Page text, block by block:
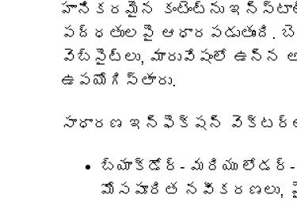
హానికరమైన కంటెంట్‌ను
పద్ధతులపై ఆధారపడుతుంది.
వెబ్‌సైట్‌లు, మారువేషంలో ఉన్న
ఉపయోగిస్తారు.
సాధారణ ఇన్ఫెక్షన్
బ్యాక్‌డోర్- మరియు లోడర్-
మోసపూరిత